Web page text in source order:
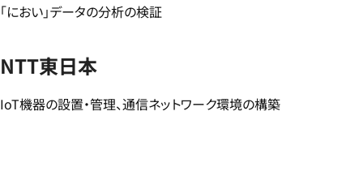
「におい」データの分析の検証
NTT東日本
IoT機器の設置・管理、通信ネットワーク環境の構築